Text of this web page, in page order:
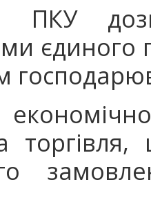
ПКУ
єдиного